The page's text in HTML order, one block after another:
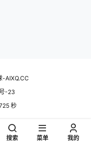
-AIXQ.CC
-23
秒
搜索 菜单 我的